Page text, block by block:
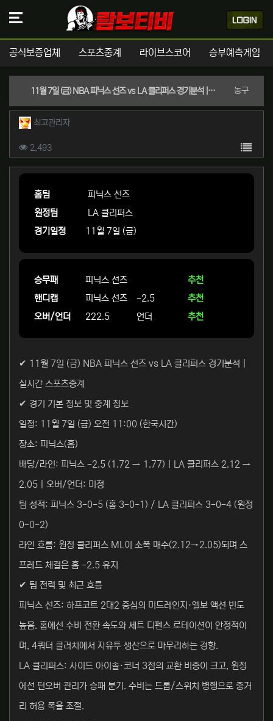
공식보증업체 스포츠중계 라이브스코어 승부예측게임
11월 7일 (금) NBA 피닉스 선즈 vs LA 클리퍼스 경기분석 | 실시간 스포츠중계 농구분류
작성자 정보
최고관리자작성
컨텐츠 정보
2,493조회 목록
본문
홈팀
피닉스 선즈
원정팀
LA 클리퍼스
경기일정
11월 7일 (금)
승무패 피닉스 선즈
추천
핸디캡
피닉스 선즈 -2.5
추천
오버/언더
222.5 언더 추천
✔ 11월 7일 (금) NBA 피닉스 선즈 vs LA 클리퍼스 경기분석 |
실시간 스포츠중계
✔ 경기 기본 정보 및 중계 정보
일정: 11월 7일 (금) 오전 11:00 (한국시간)
장소: 피닉스(홈)
배당/라인: 피닉스 -2.5 (1.72 → 1.77) | LA 클리퍼스 2.12 →
2.05 | 오버/언더: 미정
팀 성적: 피닉스 3-0-5 (홈 3-0-1) / LA 클리퍼스 3-0-4 (원정
0-0-2)
라인 흐름: 원정 클리퍼스 ML이 소폭 매수(2.12→2.05)되며 스
프레드 체결은 홈 -2.5 유지
✔ 팀 전력 및 최근 흐름
피닉스 선즈: 하프코트 2대2 중심의 미드레인지·엘보 액션 빈도
높음. 홈에선 수비 전환 속도와 세트 디펜스 로테이션이 안정적이
며, 4쿼터 클러치에서 자유투 생산으로 마무리하는 경향.
LA 클리퍼스: 사이드 아이솔·코너 3점의 교환 비중이 크고, 원정
에선 턴오버 관리가 승패 분기. 수비는 드롭/스위치 병행으로 중거
리 허용 폭을 조절.